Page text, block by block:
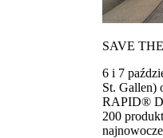
SAVE
6 i 7
St. Gallen)
RAPID®
200